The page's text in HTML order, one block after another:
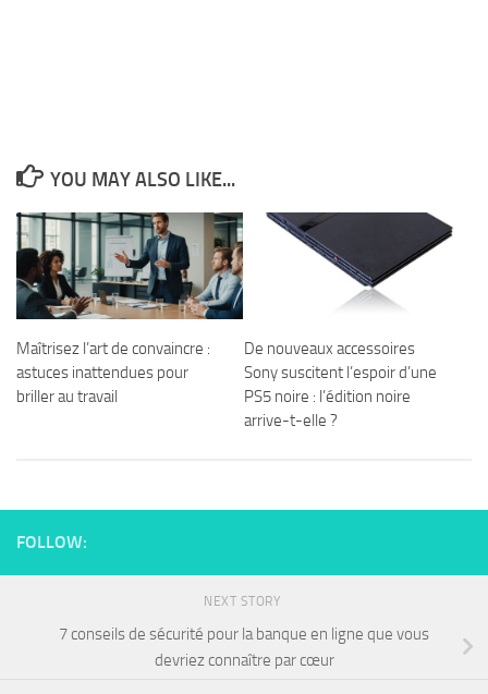
YOU MAY ALSO LIKE...
Maîtrisez l’art de convaincre :
astuces inattendues pour
briller au travail
De nouveaux accessoires
Sony suscitent l’espoir d’une
PS5 noire : l’édition noire
arrive-t-elle ?
FOLLOW:
NEXT STORY
7 conseils de sécurité pour la banque en ligne que vous
devriez connaître par cœur